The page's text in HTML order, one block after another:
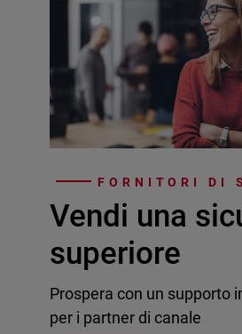
FORNITORI DI
Vendi una
superiore
Prospera con un supporto
per i partner di canale